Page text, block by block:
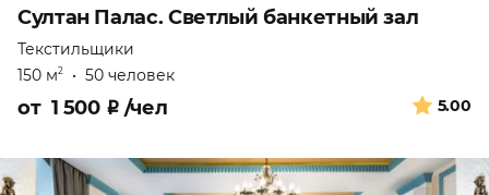
Султан Палас. Светлый банкетный зал
Текстильщики
150 м2 • 50 человек
5.00
от 1 500 ₽ /чел